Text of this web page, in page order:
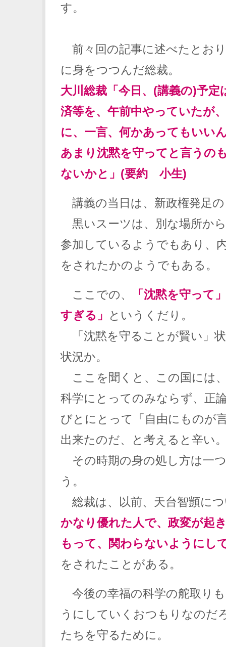
す。
前々回の記事に述べたとお
に身をつつんだ総裁。
大川総裁「今日、(講義の)予定
済等を、午前中やっていたが
に、一言、何かあってもいい
あまり沈黙を守ってと言うの
ないかと」(要約 小生)
講義の当日は、新政権発足
黒いスーツは、別な場所か
参加しているようでもあり、
をされたかのようでもある。
ここでの、
「沈黙を守って」
すぎる」
というくだり。
「沈黙を守ることが賢い」
状況か。
ここを聞くと、この国には
科学にとってのみならず、正
びとにとって「自由にものが
出来たのだ、と考えると辛い
その時期の身の処し方は一
う。
総裁は、以前、天台智顗に
かなり優れた人で、政変が起
もって、関わらないようにし
をされたことがある。
今後の幸福の科学の舵取り
うにしていくおつもりなの
たちを守るために。